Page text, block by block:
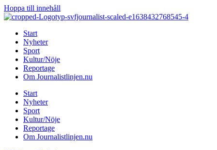
Hoppa till innehåll
Start
Nyheter
Sport
Kultur/Nöje
Reportage
Om Journalistlinjen.nu
Start
Nyheter
Sport
Kultur/Nöje
Reportage
Om Journalistlinjen.nu